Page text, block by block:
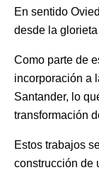
En sentido
desde la
Como parte de
incorporación a
Santander, lo
transformación
Estos trabajos
construcción de